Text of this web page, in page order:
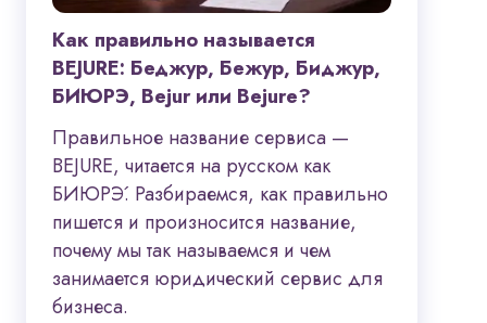
Как правильно называется
BEJURE: Беджур, Бежур, Биджур,
БИЮРЭ, Bejur или Bejure?
Правильное название сервиса —
BEJURE, читается на русском как
БИЮРЭ́. Разбираемся, как правильно
пишется и произносится название,
почему мы так называемся и чем
занимается юридический сервис для
бизнеса.